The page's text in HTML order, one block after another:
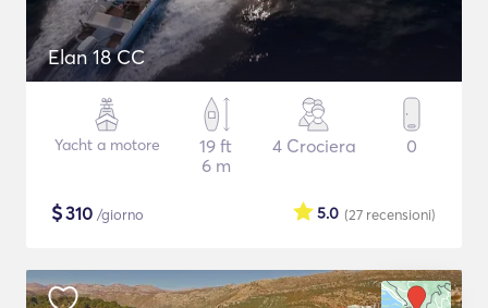
Elan 18 CC
Yacht a motore
19 ft
6 m
4 Crociera 0
$310 /giorno (27 recensioni)
5.0